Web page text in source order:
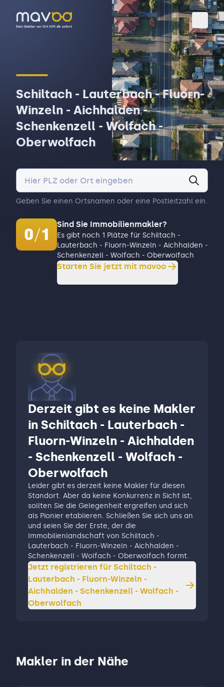
Schiltach - Lauterbach - Fluorn-
Winzeln - Aichhalden -
Schenkenzell - Wolfach -
Oberwolfach
Geben Sie einen Ortsnamen oder eine Postleitzahl ein.
0/1
Sind Sie Immobilienmakler?
Es gibt noch 1 Plätze für Schiltach -
Lauterbach - Fluorn-Winzeln - Aichhalden -
Schenkenzell - Wolfach - Oberwolfach
Starten Sie jetzt mit mavoo
Derzeit gibt es keine Makler
in Schiltach - Lauterbach -
Fluorn-Winzeln - Aichhalden
- Schenkenzell - Wolfach -
Oberwolfach
Leider gibt es derzeit keine Makler für diesen
Standort. Aber da keine Konkurrenz in Sicht ist,
sollten Sie die Gelegenheit ergreifen und sich
als Pionier etablieren. Schließen Sie sich uns an
und seien Sie der Erste, der die
Immobilienlandschaft von Schiltach -
Lauterbach - Fluorn-Winzeln - Aichhalden -
Schenkenzell - Wolfach - Oberwolfach formt.
Jetzt registrieren für Schiltach -
Lauterbach - Fluorn-Winzeln -
Aichhalden - Schenkenzell - Wolfach -
Oberwolfach
Makler in der Nähe